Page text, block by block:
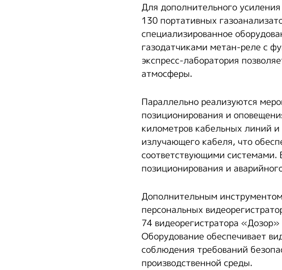
Для дополнительного
130 портативных
специализированное
газодатчиками метан-реле с
экспресс-лаборатория
атмосферы.
Параллельно реализуются
позиционирования и
километров кабельных линий
излучающего кабеля, что
соответствующими системами.
позиционирования и
Дополнительным
персональных
74 видеорегистратора
Оборудование обеспечивает
соблюдения требований
производственной среды.